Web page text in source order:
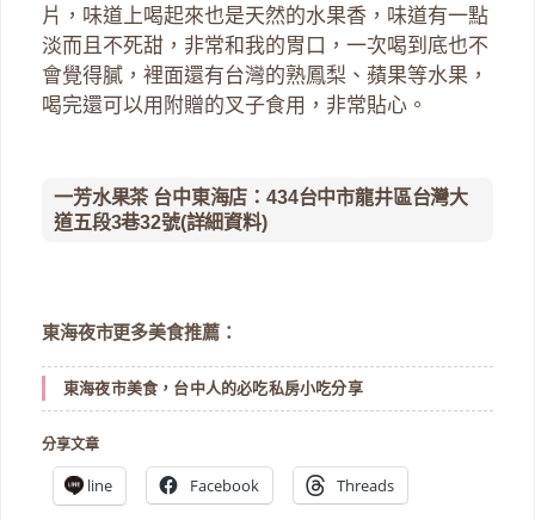
片，味道上喝起來也是天然的水果香，味道有一點
淡而且不死甜，非常和我的胃口，一次喝到底也不
會覺得膩，裡面還有台灣的熟鳳梨、蘋果等水果，
喝完還可以用附贈的叉子食用，非常貼心。
一芳水果茶 台中東海店：434台中市龍井區台灣大
道五段3巷32號(詳細資料)
東海夜市更多美食推薦：
東海夜市美食，台中人的必吃私房小吃分享
分享文章
line Facebook Threads